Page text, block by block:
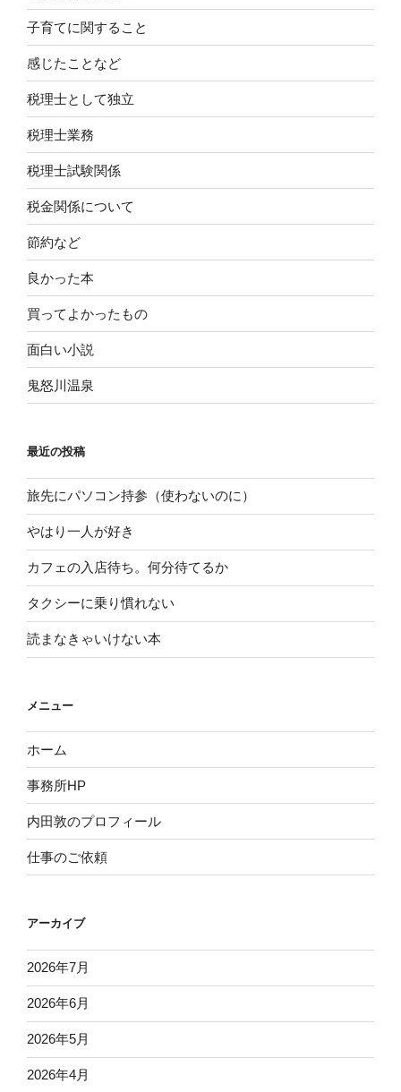
子育てに関すること
感じたことなど
税理士として独立
税理士業務
税理士試験関係
税金関係について
節約など
良かった本
買ってよかったもの
面白い小説
鬼怒川温泉
最近の投稿
旅先にパソコン持参（使わないのに）
やはり一人が好き
カフェの入店待ち。何分待てるか
タクシーに乗り慣れない
読まなきゃいけない本
メニュー
ホーム
事務所HP
内田敦のプロフィール
仕事のご依頼
アーカイブ
2026年7月
2026年6月
2026年5月
2026年4月